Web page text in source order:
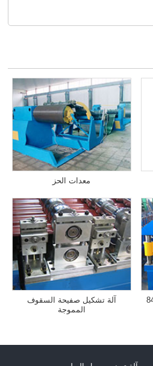
معدات الحز
آلة تشكيل صفيحة السقوف
المموجة